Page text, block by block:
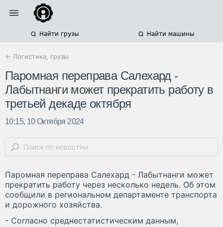
Найти грузы Найти машины
← Логистика, грузы
Паромная переправа Салехард -
Лабытнанги может прекратить работу в
третьей декаде октября
10:15, 10 Октября 2024
Паромная переправа Салехард - Лабытнанги может
прекратить работу через несколько недель. Об этом
сообщили в региональном департаменте транспорта
и дорожного хозяйства.
- Согласно среднестатистическим данным,